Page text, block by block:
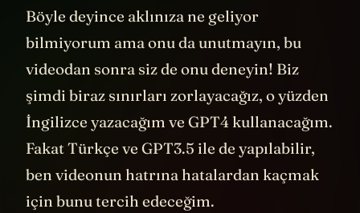
Şimdi biraz fizik simülasyonu yapalım.
Böyle deyince aklınıza ne geliyor
bilmiyorum ama onu da unutmayın, bu
videodan sonra siz de onu deneyin! Biz
şimdi biraz sınırları zorlayacağız, o yüzden
İngilizce yazacağım ve GPT4 kullanacağım.
Fakat Türkçe ve GPT3.5 ile de yapılabilir,
ben videonun hatrına hatalardan kaçmak